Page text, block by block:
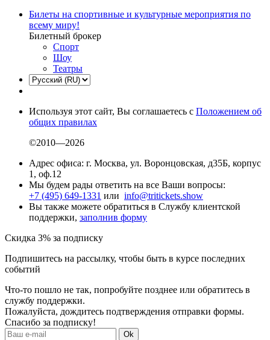
Билеты на спортивные и культурные мероприятия по
всему миру!
Билетный брокер
Спорт
Шоу
Театры
Используя этот сайт, Вы соглашаетесь с Положением об
общих правилах
©2010—2026
Адрес офиса: г. Москва, ул. Воронцовская, д35Б, корпус
1, оф.12
Мы будем рады ответить на все Ваши вопросы:
+7 (495) 649-1331 или info@tritickets.show
Вы также можете обратиться в Службу клиентской
поддержки, заполнив форму
Скидка 3% за подписку
Подпишитесь на рассылку, чтобы быть в курсе последних
событий
Что-то пошло не так, попробуйте позднее или обратитесь в
службу поддержки.
Пожалуйста, дождитесь подтверждения отправки формы.
Спасибо за подписку!
Ok